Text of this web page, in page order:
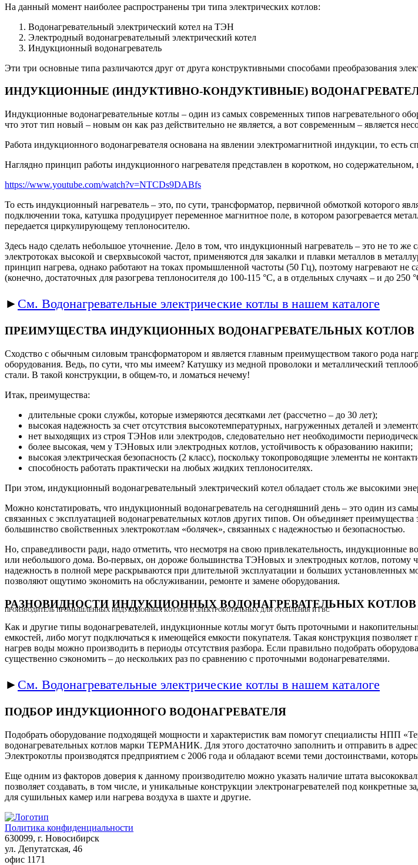
ПРОИЗВОДИТЕЛЬ ПРОМЫШЛЕННЫХ ИНДУКЦИОННЫХ КОТЛОВ И ЭЛЕКТРОКОТЕЛЬНЫХ ДЛЯ ОТОПЛЕНИЯ И ГВС
На данный момент наиболее распространены три типа электрических котлов:
Водонагревательный электрический котел на ТЭН
Электродный водонагревательный электрический котел
Индукционный водонагреватель
Эти три основные типа различаются друг от друга конструктивными способами преобразования
ИНДУКЦИОННЫЕ (ИНДУКТИВНО-КОНДУКТИВНЫЕ)
Индукционные водонагревательные котлы – один из самых современных типов нагревательного
что этот тип новый – новым он как раз действительно не является, а вот современным – является
Работа индукционного водонагревателя основана на явлении электромагнитной индукции, то есть
Наглядно принцип работы индукционного нагревателя представлен в коротком, но содержательном,
https://www.youtube.com/watch?v=NTCDs9DABfs
То есть индукционный нагреватель – это, по сути, трансформатор, первичной обмоткой которого
подключении тока, катушка продуцирует переменное магнитное поле, в котором разогревается
передается циркулирующему теплоносителю.
Здесь надо сделать небольшое уточнение. Дело в том, что индукционный нагреватель – это не то
электротоках высокой и сверхвысокой частот, применяются для закалки и плавки металлов в
принцип нагрева, однако работают на токах промышленной частоты (50 Гц), поэтому нагревают не
(конечно, достаточных для разогрева теплоносителя до 100-115 °С, а в отдельных случаях – и до 250
► См. Водонагревательные электрические котлы в нашем каталоге
ПРЕИМУЩЕСТВА ИНДУКЦИОННЫХ ВОДОНАГРЕВАТЕЛЬНЫХ КОТЛОВ
Сходство с обычным силовым трансформатором и является главным преимуществом такого рода
оборудования. Ведь, по сути, что мы имеем? Катушку из медной проволоки и металлический
стали. В такой конструкции, в общем-то, и ломаться нечему!
Итак, преимущества:
длительные сроки службы, которые измеряются десятками лет (рассчетно – до 30 лет);
высокая надежность за счет отсутствия высокотемпературных, нагруженных деталей и
нет выходящих из строя ТЭНов или электродов, следовательно нет необходимости
более высокая, чем у ТЭНовых или электродных котлов, устойчивость к образованию накипи;
высокая электрическая безопасность (2 класс), поскольку токопроводящие элементы не
способность работать практически на любых жидких теплоносителях.
При этом, индукционный водонагревательный электрический котел обладает столь же высокими
Можно констатировать, что индукционный водонагреватель на сегодняшний день – это один из
связанных с эксплуатацией водонагревательных котлов других типов. Он объединяет
большинство свойственных электрокотлам «болячек», связанных с надежностью и безопасностью.
Но, справедливости ради, надо отметить, что несмотря на свою привлекательность,
или небольшого дома. Во-первых, он дороже большинства ТЭНовых и электродных котлов, потому
надежность в полной мере раскрываются при длительной эксплуатации и больших
позволяют ощутимо экономить на обслуживании, ремонте и замене оборудования.
РАЗНОВИДНОСТИ ИНДУКЦИОННЫХ ВОДОНАГРЕВАТЕЛЬНЫХ КОТЛОВ
Как и другие типы водонагревателей, индукционные котлы могут быть проточными и
емкостей, либо могут подключаться к имеющейся емкости покупателя. Такая конструкция
нагрев воды можно производить в периоды отсутствия разбора. Если правильно подобрать
существенно сэкономить – до нескольких раз по сравнению с проточными водонагревателями.
► См. Водонагревательные электрические котлы в нашем каталоге
ПОДБОР ИНДУКЦИОННОГО ВОДОНАГРЕВАТЕЛЯ
Подобрать оборудование подходящей мощности и характеристик вам помогут специалисты НПП
водонагревательных котлов марки ТЕРМАНИК. Для этого достаточно заполнить и отправить в
Электрокотлы производятся предприятием с 2006 года и обладают всеми теми достоинствами,
Еще одним из факторов доверия к данному производителю можно указать наличие штата
позволяет создавать, в том числе, и уникальные конструкции электронагревателей под конкретные
для сушильных камер или нагрева воздуха в шахте и другие.
Политика конфиденциальности
630099, г. Новосибирск
ул. Депутатская, 46
офис 1171